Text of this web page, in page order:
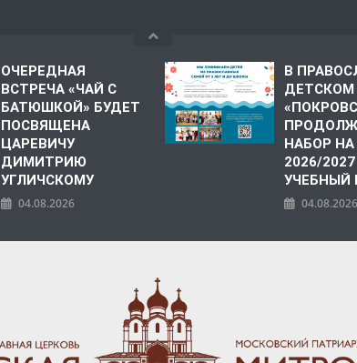
ОЧЕРЕДНАЯ
ВСТРЕЧА «ЧАЙ С
БАТЮШКОЙ» БУДЕТ
ПОСВЯЩЕНА
ЦАРЕВИЧУ
ДИМИТРИЮ
УГЛИЧСКОМУ
04.08.2026
В
ДЕТСКОМ
НАБОР
2026/2027
УЧЕБНЫЙ
04.08.2026